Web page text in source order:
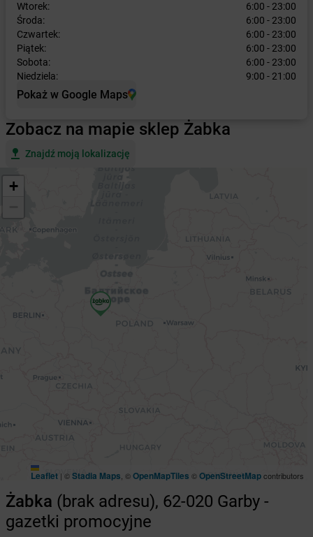
Wtorek:
6:00 - 23:00
Środa:
6:00 - 23:00
Czwartek:
6:00 - 23:00
Piątek:
6:00 - 23:00
Sobota:
6:00 - 23:00
Niedziela:
9:00 - 21:00
Pokaż w Google Maps
Zobacz na mapie sklep Żabka
Znajdź moją lokalizację
+
Leaflet | ©Stadia Maps , ©OpenMapTiles ©OpenStreetMapcontributors
Żabka (brak adresu), 62-020 Garby -
gazetki promocyjne